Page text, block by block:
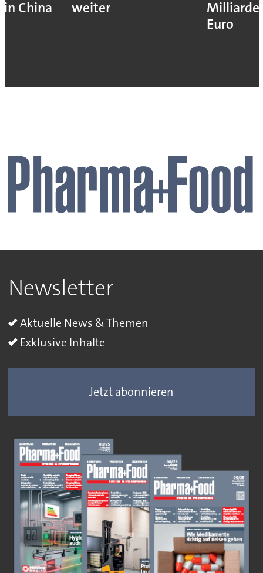
in China
weiter
Euro
Newsletter
Aktuelle News & Themen
Exklusive Inhalte
Jetzt abonnieren